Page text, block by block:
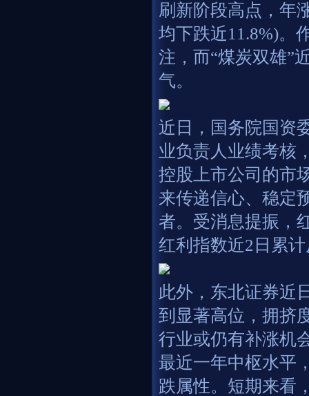
刷新阶段高点，年
均下跌近11.8%)。
注，而“煤炭双雄”
气。
近日，国务院国资
业负责人业绩考核
控股上市公司的市
来传递信心、稳定
者。受消息提振，
红利指数近2日累
此外，东北证券近
到显著高位，拥挤
行业或仍有补涨机
最近一年中枢水平
跌属性。短期来看